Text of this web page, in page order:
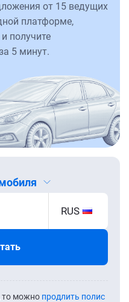
от 15 ведущих
платформе,
получите
5 минут.
RUS
то можно продлить полис